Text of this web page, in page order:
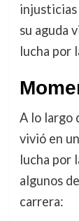
su aguda
lucha por
A lo largo
vivió en
lucha por
algunos
carrera: